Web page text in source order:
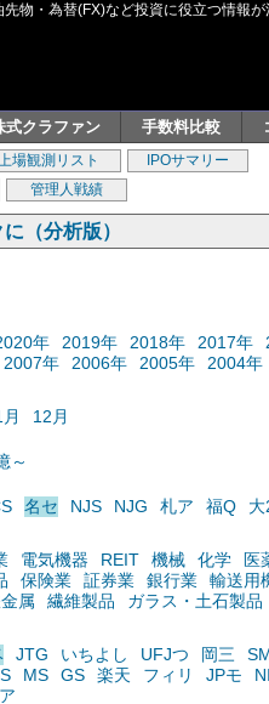
物・為替(FX)など投資に役立つ情報
式クラファン 手数料比較
上場観測リスト
IPOサマリー
管理人戦績
（分析版）
年 2019年 2018年 2017年
2007年 2006年 2005年 2004年
12月
～
名セ NJS NJG 札ア 福Q 大
電気機器 REIT 機械 化学
医
保険業 証券業 銀行業
輸送用
属 繊維製品 ガラス・土石製品
JTG いちよし UFJつ 岡三
MS GS 楽天 フィリ JPモ